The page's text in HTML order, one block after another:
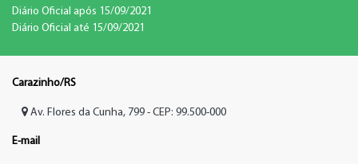
Diário Oficial após 15/09/2021
Diário Oficial até 15/09/2021
Carazinho/RS
Av. Flores da Cunha, 799 - CEP: 99.500-000
E-mail